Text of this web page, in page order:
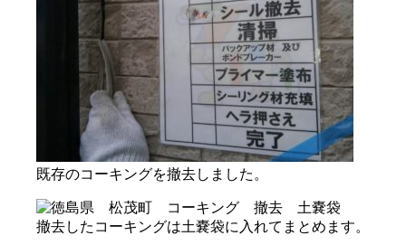
既存のコーキングを撤去しました。
撤去したコーキングは土嚢袋に入れてまとめます。